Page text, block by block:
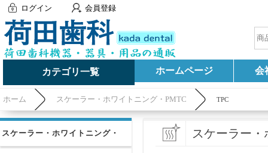
ログイン 会員登録
カテゴリ一覧 ホームページ 会
ホーム スケーラー・ホワイトニング・PMTC TPC
スケーラー・ホワイトニング・ スケーラー